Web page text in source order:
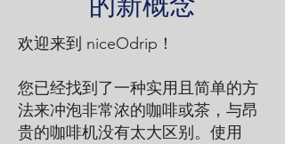
欢迎来到 niceOdrip！
您已经找到了一种实用且简单的方
法来冲泡非常浓的咖啡或茶，与昂
贵的咖啡机没有太大区别。使用